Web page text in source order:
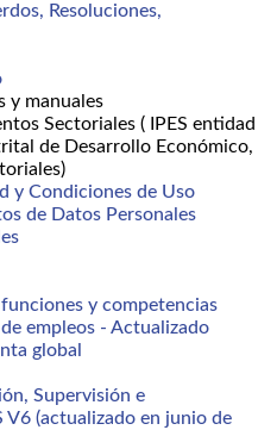
Resoluciones,
y manuales
Sectoriales ( IPES entidad
de Desarrollo Económico,
y Condiciones de Uso
de Datos Personales
y competencias
empleos - Actualizado
global
Supervisión e
V6 (actualizado en junio de